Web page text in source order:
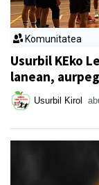
Komunitatea
Usurbil KEko
lanean,
Usurbil Kirol